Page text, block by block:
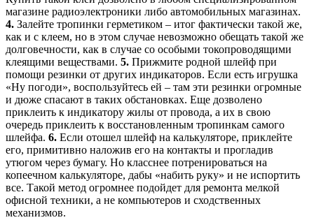
магазине радиоэлектроники либо автомобильных магазинах.
4. Залейте тропинки герметиком – итог фактически такой же,
как и с клеем, но в этом случае невозможно обещать такой же
долговечности, как в случае со особыми токопроводящими
клеящими веществами. 5. Прижмите родной шлейф при
помощи резинки от других индикаторов. Если есть игрушка
«Ну погоди», воспользуйтесь ей – там эти резинки огромные
и дюже спасают в таких обстановках. Еще дозволено
приклеить к индикатору жилы от провода, а их в свою
очередь приклеить к восстановленным тропинкам самого
шлейфа. 6. Если отошел шлейф на калькуляторе, приклейте
его, примитивно наложив его на контакты и прогладив
утюгом через бумагу. Но класснее потренироваться на
копеечном калькуляторе, дабы «набить руку» и не испортить
все. Такой метод огромнее подойдет для ремонта мелкой
офисной техники, а не компьютеров и сходственных
механизмов.